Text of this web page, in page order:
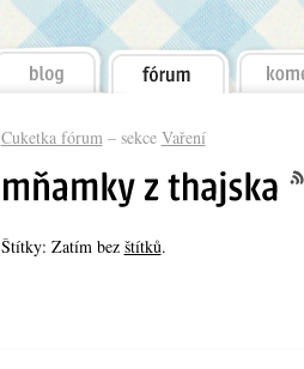
Cuketka fórum– sekce Vaření
Štítky: Zatím bez štítků.